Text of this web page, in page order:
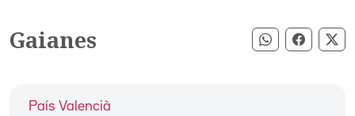
Gaianes Compartir
País Valencià